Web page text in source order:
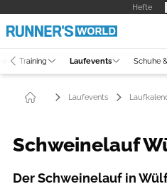
Hefte
Training Laufevents Schuhe
Laufevents
Schweinelauf
Der Schweinelauf in